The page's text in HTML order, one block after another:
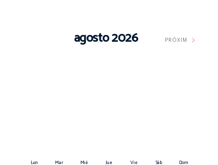
agosto 2026 PRÒXIM
Lun Mar Mié Jue Vie Sáb Dom